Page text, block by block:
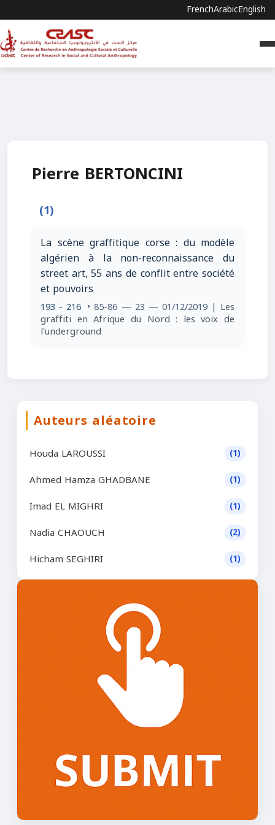
FrenchArabicEnglish
Pierre BERTONCINI
(1)
La scène graffitique corse : du modèle
algérien à la non-reconnaissance du
street art, 55 ans de conflit entre société
et pouvoirs
193 - 216 • 85-86 — 23 — 01/12/2019 | Les
graffiti en Afrique du Nord : les voix de
l'underground
Auteurs aléatoire
Houda LAROUSSI (1)
Ahmed Hamza GHADBANE (1)
Imad EL MIGHRI (1)
Nadia CHAOUCH (2)
Hicham SEGHIRI (1)